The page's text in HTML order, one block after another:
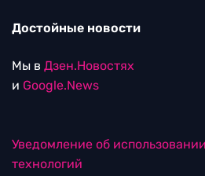
Достойные новости
Мы в Дзен.Новостях
и Google.News
Уведомление об
технологий